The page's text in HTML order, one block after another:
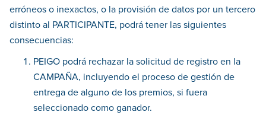
erróneos o inexactos, o la provisión de datos por un tercero
distinto al PARTICIPANTE, podrá tener las siguientes
consecuencias:
PEIGO podrá rechazar la solicitud de registro en la
CAMPAÑA, incluyendo el proceso de gestión de
entrega de alguno de los premios, si fuera
seleccionado como ganador.